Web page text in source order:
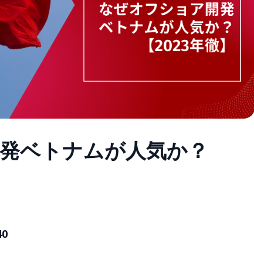
ベトナムが人気か？